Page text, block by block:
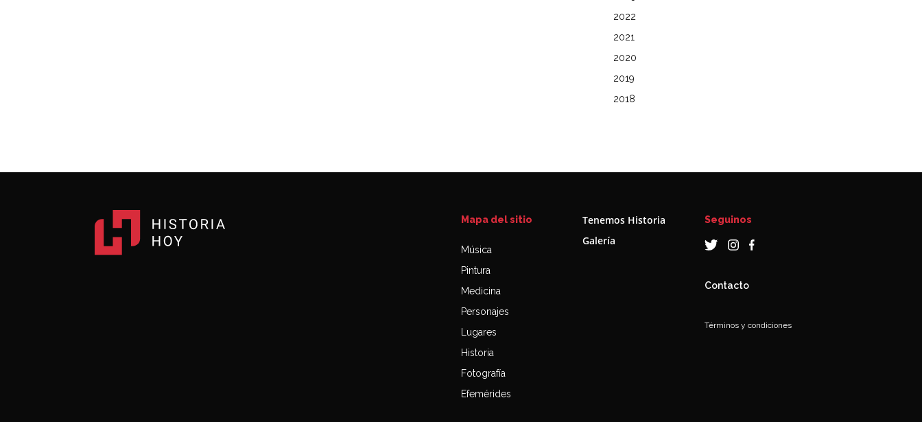
2022
2021
2020
2019
2018
Mapa del sitio
Música
Pintura
Medicina
Personajes
Lugares
Historia
Fotografía
Efemérides
Tenemos Historia
Galería
Seguinos
Contacto
Términos y condiciones